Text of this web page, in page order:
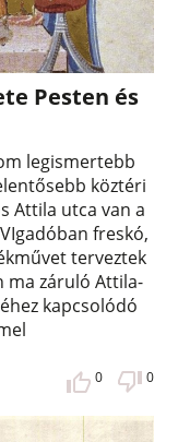
Pesten és
legismertebb
köztéri
Attila utca van a
freskó,
terveztek
ma záruló Attila-
kapcsolódó
0 0